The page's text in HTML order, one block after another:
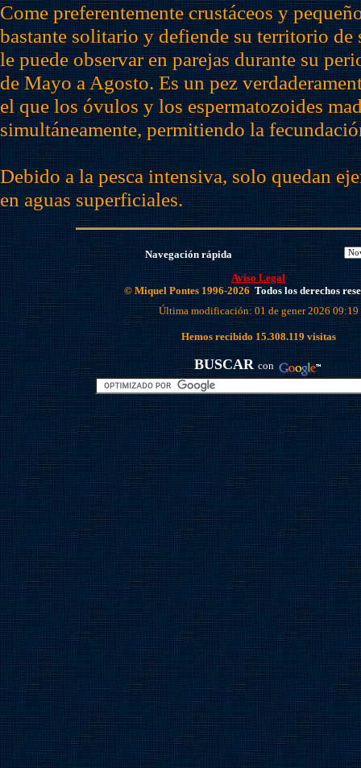
Come preferentemente crustáceos y
bastante solitario y defiende su territorio de
le puede observar en parejas durante su
de Mayo a Agosto. Es un pez
el que los óvulos y los espermatozoides
simultáneamente, permitiendo la
Debido a la pesca intensiva, solo quedan
en aguas superficiales.
Navegación rápida
Aviso Legal
© Miquel Pontes 1996-2026 Todos los derechos
Última modificación: 01 de gener 2026 09:19
Hemos recibido 15.308.119 visitas
BUSCAR con